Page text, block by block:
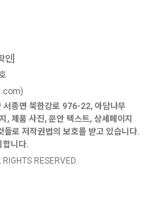
인]
)
서종면 북한강로 976-22, 아담나무
제품 사진, 문안 텍스트, 상세페이지
로 저작권법의 보호를 받고 있습니다.
합니다.
RIGHTS RESERVED.